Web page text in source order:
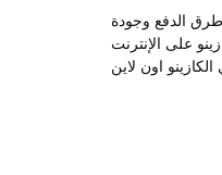
والألعاب وطرق الدفع وجودة
بين أفضل مواقع الكازينو على الإنترنت